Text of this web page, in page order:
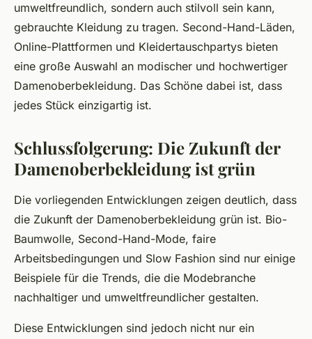
umweltfreundlich, sondern auch stilvoll sein kann,
gebrauchte Kleidung zu tragen. Second-Hand-Läden,
Online-Plattformen und Kleidertauschpartys bieten
eine große Auswahl an modischer und hochwertiger
Damenoberbekleidung. Das Schöne dabei ist, dass
jedes Stück einzigartig ist.
Schlussfolgerung: Die Zukunft der
Damenoberbekleidung ist grün
Die vorliegenden Entwicklungen zeigen deutlich, dass
die Zukunft der Damenoberbekleidung grün ist. Bio-
Baumwolle, Second-Hand-Mode, faire
Arbeitsbedingungen und Slow Fashion sind nur einige
Beispiele für die Trends, die die Modebranche
nachhaltiger und umweltfreundlicher gestalten.
Diese Entwicklungen sind jedoch nicht nur ein